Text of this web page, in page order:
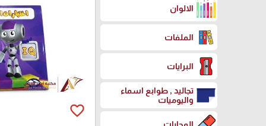
الالوان
الملفات
البرايات
تجاليد , طوابع اسماء
واليوميات
favorite_border